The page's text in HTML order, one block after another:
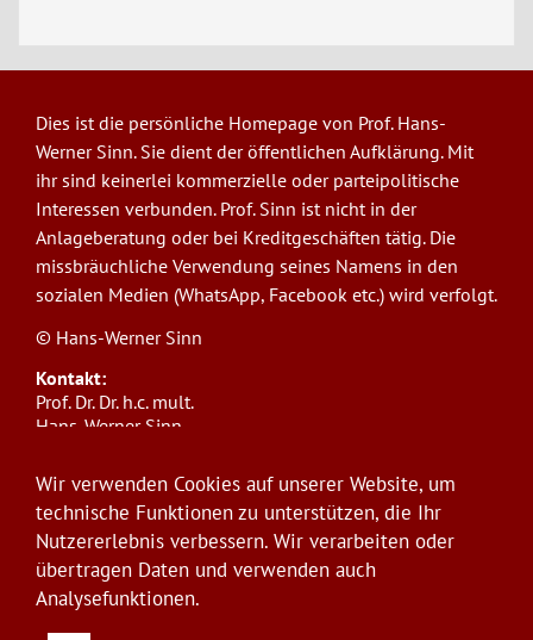
Dies ist die persönliche Homepage von Prof. Hans-
Werner Sinn. Sie dient der öffentlichen Aufklärung. Mit
ihr sind keinerlei kommerzielle oder parteipolitische
Interessen verbunden. Prof. Sinn ist nicht in der
Anlageberatung oder bei Kreditgeschäften tätig. Die
missbräuchliche Verwendung seines Namens in den
sozialen Medien (WhatsApp, Facebook etc.) wird verfolgt.
© Hans-Werner Sinn
Kontakt:
Prof. Dr. Dr. h.c. mult.
Hans-Werner Sinn,
ifo Institut
Poschingerstr. 5, 81679 München
Telefon: +49(0)89/9224-1276
E-Mail:sinn@ifo.de
User
Anmelden
Wir verwenden Cookies auf unserer Website, um
technische Funktionen zu unterstützen, die Ihr
Nutzererlebnis verbessern. Wir verarbeiten oder
übertragen Daten und verwenden auch
Analysefunktionen.